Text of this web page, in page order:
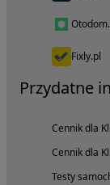
Fixly.pl
Przydatne
Cennik dla
Cennik dla
Testy